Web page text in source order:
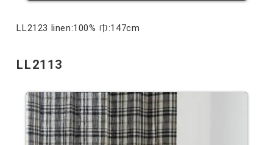
LL2123 linen:100% 巾:147cm
LL2113